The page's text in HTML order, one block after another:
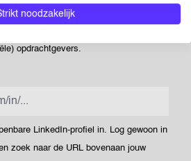
bedrijven die horen bij RGF Staffing the
opdrachtgevers.
LinkedIn-profiel in. Log gewoon in
zoek naar de URL bovenaan jouw
noodzakelijk